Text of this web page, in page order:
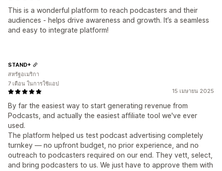
This is a wonderful platform to reach podcasters and their
audiences - helps drive awareness and growth. It’s a seamless
and easy to integrate platform!
15 เมษายน 2025
By far the easiest way to start generating revenue from
Podcasts, and actually the easiest affiliate tool we've ever
used.
The platform helped us test podcast advertising completely
turnkey — no upfront budget, no prior experience, and no
outreach to podcasters required on our end. They vett, select,
and bring podcasters to us. We just have to approve them with
STAND+
สหรัฐอเมริกา
7 เดือน ในการใช้แอป